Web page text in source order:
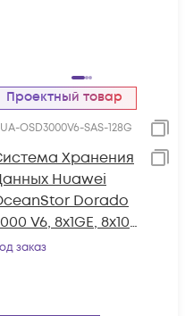
Проектный товар
OSD3000V6-SAS-128G
Хранения
Huawei
Dorado
V6, 8x1GE, 8x10G
4xSAS12G Ext.,
заказ